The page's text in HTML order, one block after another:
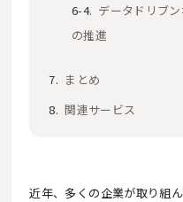
データドリブ
の推進
まとめ
関連サービス
近年、多くの企業が取り組